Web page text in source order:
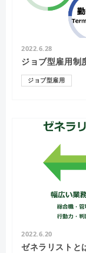
2022.6.28
ジョブ型雇用制
ジョブ型雇用
2022.6.20
ゼネラリストと